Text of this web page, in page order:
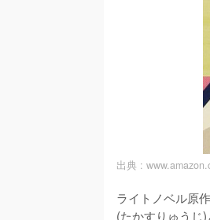
出典 :
ライトノベル原
(たかすりゅうじ